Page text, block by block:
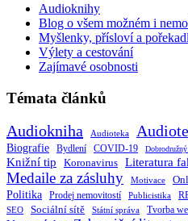
Audioknihy
Blog o všem možném i
Myšlenky, přísloví a
Výlety a cestování
Zajímavé osobnosti
Témata článků
Audiokniha Audioteka
Biografie Bydlení COVID-19
Knižní tip Koronavirus Literatura
Medaile za zásluhy Motivace
Politika Prodej nemovitostí Publicistika
SEO Sociální sítě Státní správa Tvorba